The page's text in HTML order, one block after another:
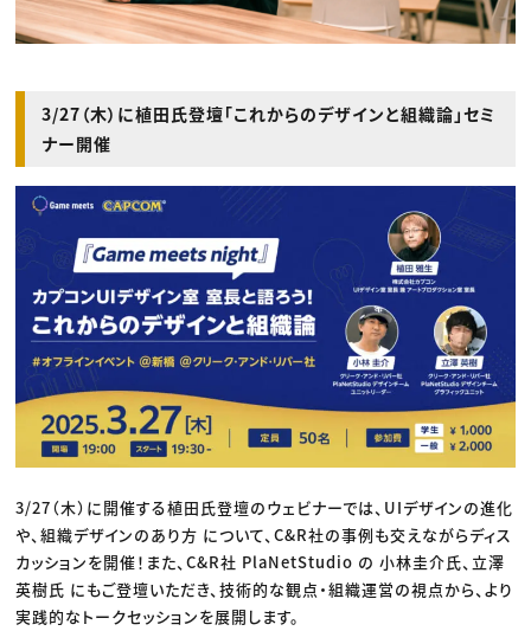
3/27（木）に植田氏登壇「これからのデザインと組織論」セミ
ナー開催
3/27（木）に開催する植田氏登壇のウェビナーでは、UIデザインの進化
や、組織デザインのあり方 について、C&R社の事例も交えながらディス
カッションを開催！また、C&R社 PlaNetStudio の 小林圭介氏、立澤
英樹氏 にもご登壇いただき、技術的な観点・組織運営の視点から、より
実践的なトークセッションを展開します。